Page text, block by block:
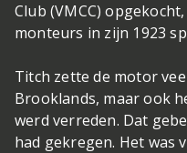
Club (VMCC)
monteurs in zijn 1923
Titch zette de motor
Brooklands, maar ook
werd verreden. Dat
had gekregen. Het was